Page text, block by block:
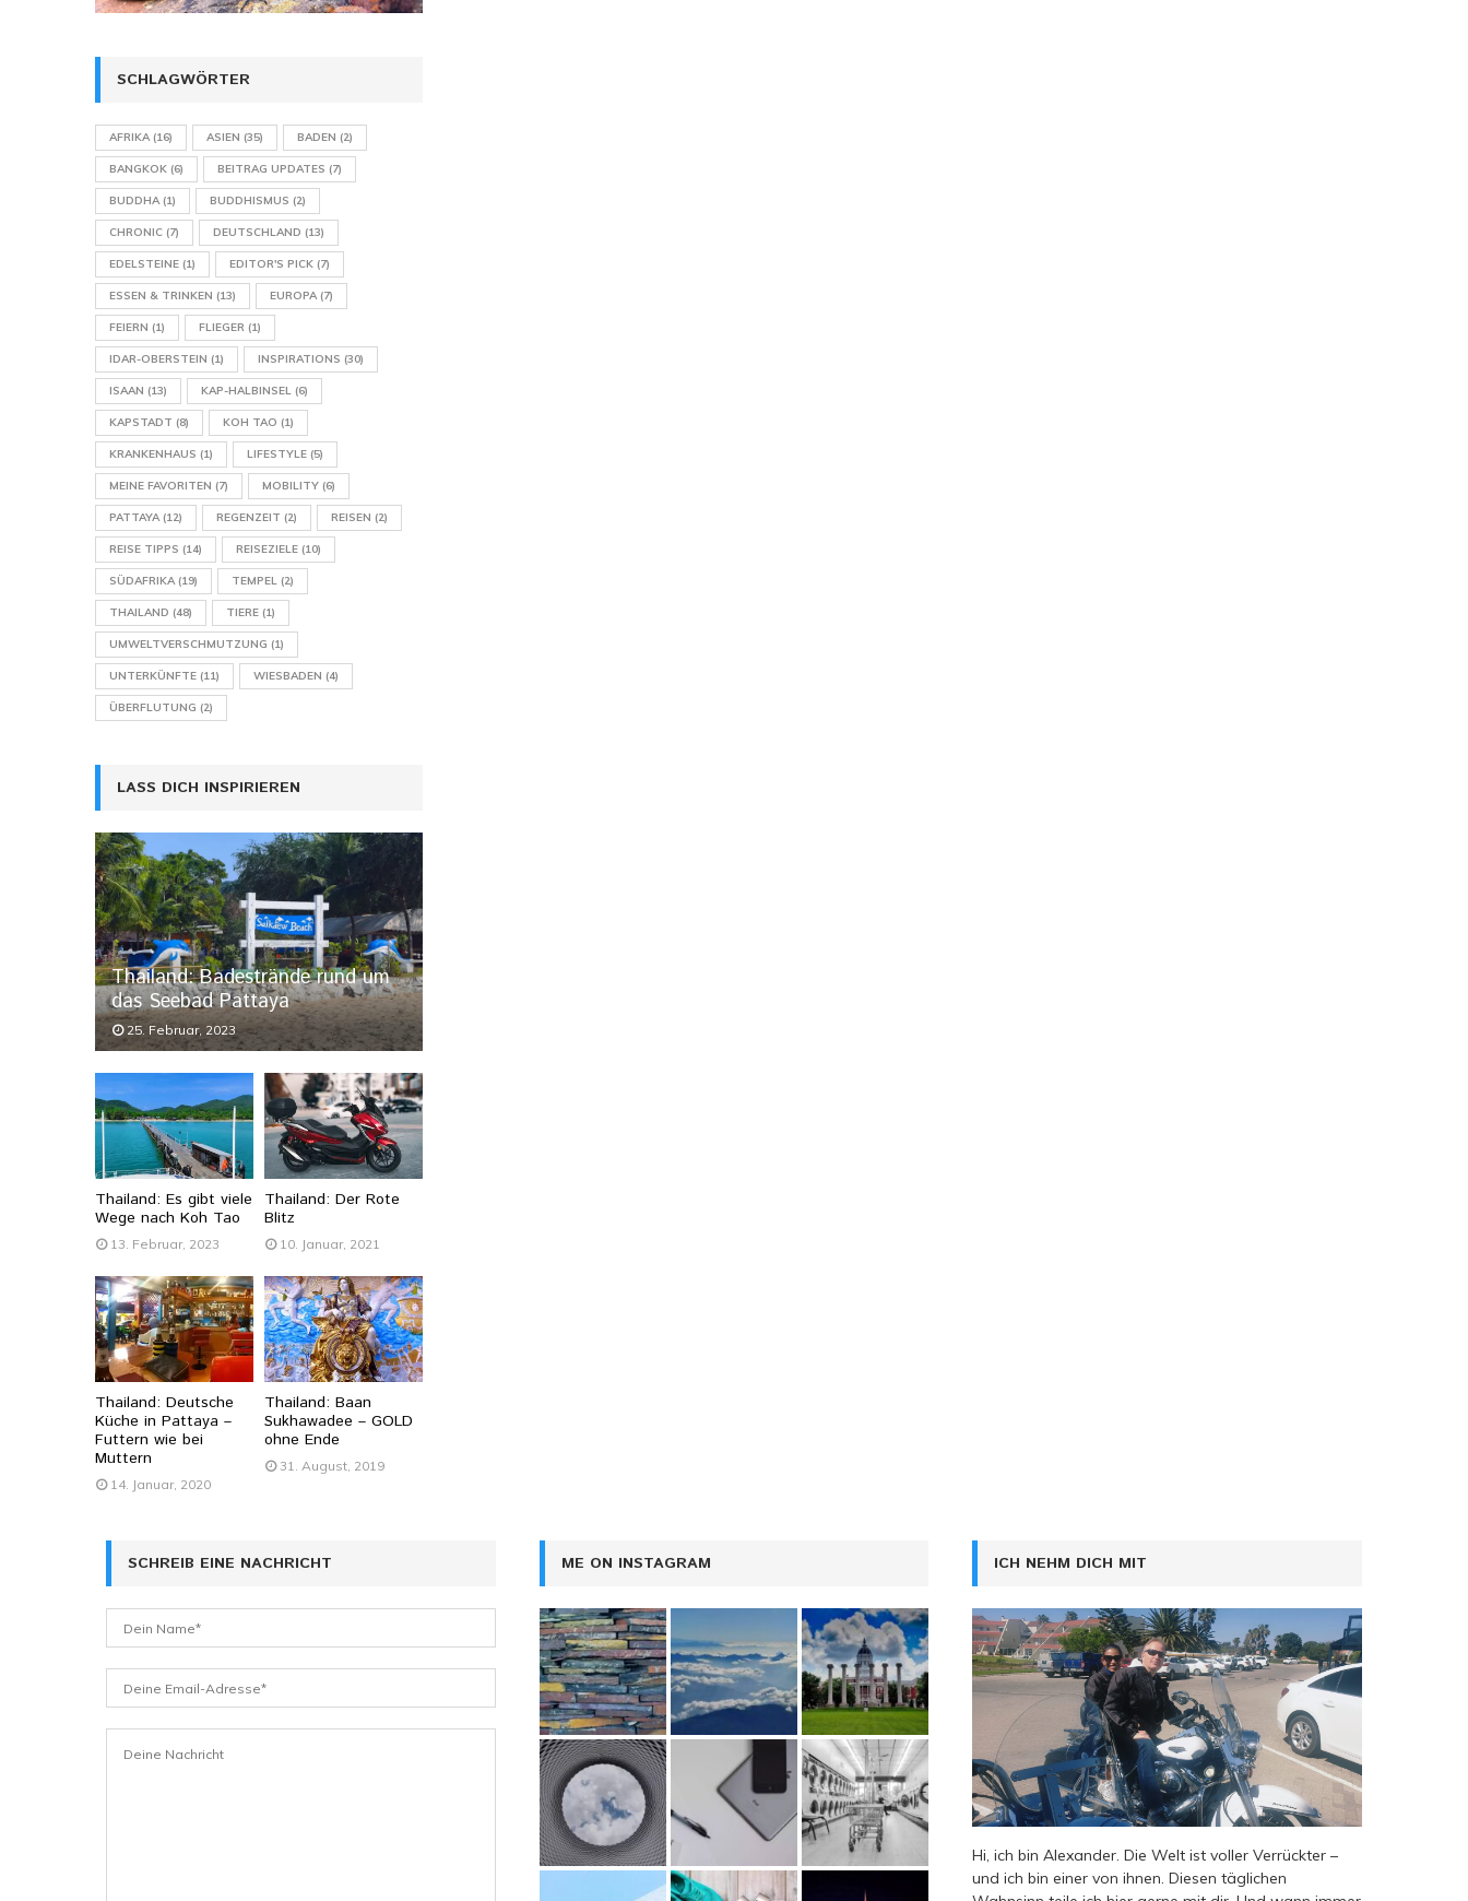
SCHLAGWÖRTER
AFRIKA(16) ASIEN (35) BADEN (2)
BANGKOK (6) BEITRAG UPDATES (7)
BUDDHA(1) BUDDHISMUS (2)
CHRONIC (7) DEUTSCHLAND (13)
EDELSTEINE (1) EDITOR'S PICK (7)
ESSEN & TRINKEN (13) EUROPA(7)
FEIERN (1) FLIEGER (1)
IDAR-OBERSTEIN (1) INSPIRATIONS (30)
ISAAN (13) KAP-HALBINSEL (6)
KAPSTADT (8) KOH TAO (1)
KRANKENHAUS (1) LIFESTYLE (5)
MEINE FAVORITEN (7) MOBILITY (6)
PATTAYA(12) REGENZEIT (2) REISEN (2)
REISE TIPPS (14) REISEZIELE (10)
SÜDAFRIKA(19) TEMPEL (2)
THAILAND (48) TIERE (1)
UMWELTVERSCHMUTZUNG (1)
UNTERKÜNFTE (11) WIESBADEN (4)
ÜBERFLUTUNG (2)
LASS DICH INSPIRIEREN
Thailand: Badestrände rund um
das Seebad Pattaya
25. Februar, 2023
Thailand: Es gibt viele
Wege nach Koh Tao
13. Februar, 2023
Thailand: Der Rote
Blitz
10. Januar, 2021
Thailand: Deutsche
Küche in Pattaya –
Futtern wie bei
Muttern
14. Januar, 2020
Thailand: Baan
Sukhawadee – GOLD
ohne Ende
31. August, 2019
SCHREIB EINE NACHRICHT ME ON INSTAGRAM ICH NEHM DICH MIT
Hi, ich bin Alexander. Die Welt ist voller Verrückter –
und ich bin einer von ihnen. Diesen täglichen